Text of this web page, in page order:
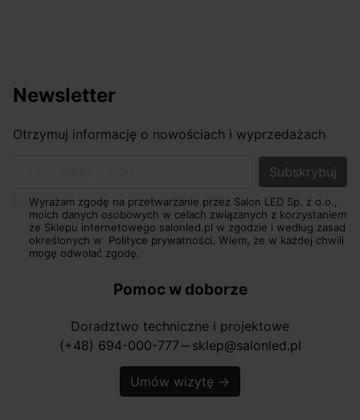
Newsletter
Otrzymuj informację o nowościach i wyprzedażach
Wyrażam zgodę na przetwarzanie przez Salon LED Sp. z o.o.,
moich danych osobowych w celach związanych z korzystaniem
ze Sklepu internetowego salonled.pl w zgodzie i według zasad
określonych w Polityce prywatności. Wiem, że w każdej chwili
mogę odwołać zgodę.
Pomoc w doborze
Doradztwo techniczne i projektowe
(+48) 694-000-777 horizontal_rule sklep@salonled.pl
Umów wizytę →